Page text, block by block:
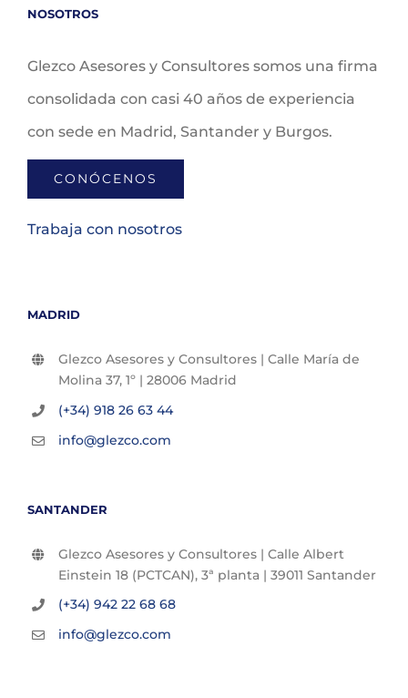
NOSOTROS
Glezco Asesores y Consultores somos una firma
consolidada con casi 40 años de experiencia
con sede en Madrid, Santander y Burgos.
CONÓCENOS
Trabaja con nosotros
MADRID
Glezco Asesores y Consultores | Calle María de
Molina 37, 1º | 28006 Madrid
(+34) 918 26 63 44
info@glezco.com
SANTANDER
Glezco Asesores y Consultores | Calle Albert
Einstein 18 (PCTCAN), 3ª planta | 39011 Santander
(+34) 942 22 68 68
info@glezco.com